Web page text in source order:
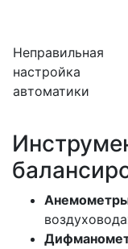
Неправильная
настройка
автоматики